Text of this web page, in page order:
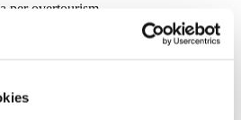
per overtourism
più alto del podio nell’overtourism
in assoluto.